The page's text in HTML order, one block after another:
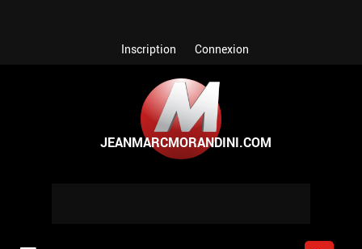
Inscription Connexion